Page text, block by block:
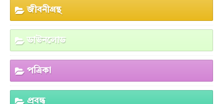
জীবনীগ্রন্থ
ডাউনলোড
পত্রিকা
প্রবন্ধ